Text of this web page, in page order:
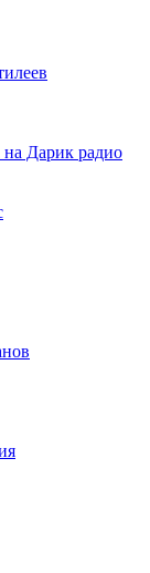
Дарик радио